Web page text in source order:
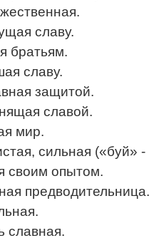
славу.
братьям.
славу.
защитой.
славой.
мир.
сильная («буй»
своим опытом.
предводительница.
славная.